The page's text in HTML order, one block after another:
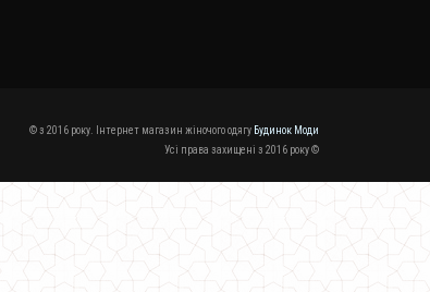
© з 2016 року. Інтернет магазин жіночого одягу Будинок Моди
Усі права захищені з 2016 року ©